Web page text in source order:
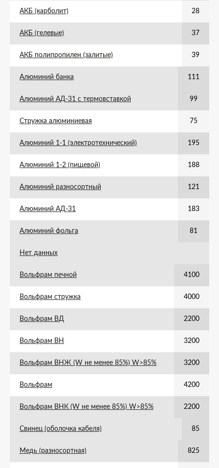
АКБ (карболит) 28
АКБ (гелевые) 37
АКБ полипропилен (залитые) 39
Алюминий банка 111
Алюминий АД-31 с термовставкой 99
Стружка алюминиевая 75
Алюминий 1-1 (электротехнический) 195
Алюминий 1-2 (пищевой) 188
Алюминий разносортный 121
Алюминий АД-31 183
Алюминий фольга 81
Нет данных
Вольфрам печной 4100
Вольфрам стружка 4000
Вольфрам ВД 2200
Вольфрам ВН 3200
Вольфрам ВНЖ (W не менее 85%) W>85% 3200
Вольфрам 4200
Вольфрам ВНК (W не менее 85%) W>85% 2200
Свинец (оболочка кабеля) 85
Медь (разносортная) 825